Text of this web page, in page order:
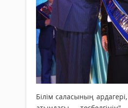
Білім саласының